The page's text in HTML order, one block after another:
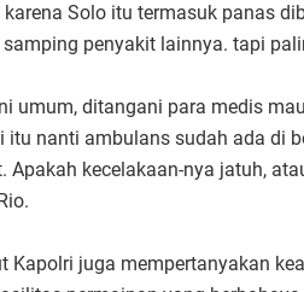
karena Solo itu termasuk panas
penyakit lainnya. tapi
umum, ditangani para medis
itu nanti ambulans sudah ada di
Apakah kecelakaan-nya jatuh,
Kapolri juga mempertanyakan